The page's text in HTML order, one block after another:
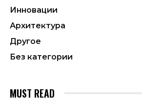
Инновации
Архитектура
Другое
Без категории
MUST READ